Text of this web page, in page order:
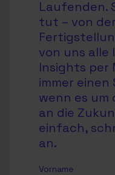
Laufenden.
tut – von
von uns alle
Insights per
immer
wenn es um
an die
einfach,
an.
Vorname